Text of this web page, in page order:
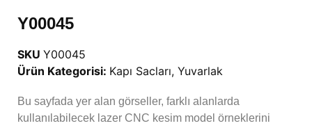
Y00045
SKU Y00045
Ürün Kategorisi: Kapı Sacları, Yuvarlak
Bu sayfada yer alan görseller, farklı alanlarda
kullanılabilecek lazer CNC kesim model örneklerini